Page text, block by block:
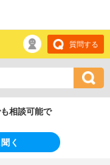
質問する
相談可能で
く